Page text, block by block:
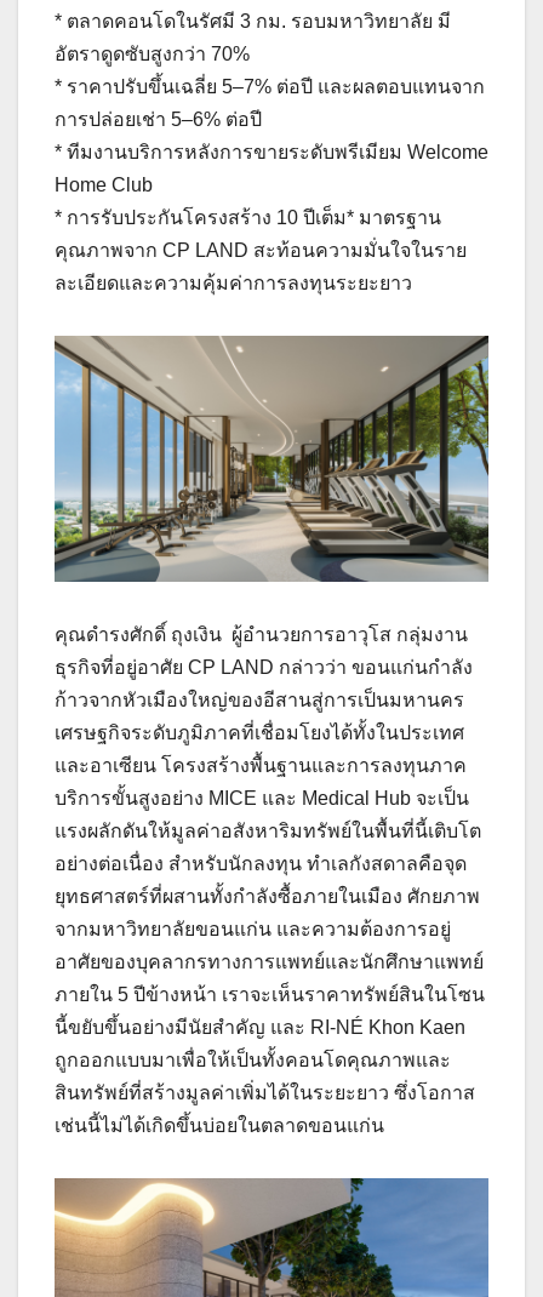
* ตลาดคอนโดในรัศมี 3 กม. รอบมหาวิทยาลัย มี
อัตราดูดซับสูงกว่า 70%
* ราคาปรับขึ้นเฉลี่ย 5–7% ต่อปี และผลตอบแทนจาก
การปล่อยเช่า 5–6% ต่อปี
* ทีมงานบริการหลังการขายระดับพรีเมียม Welcome
Home Club
* การรับประกันโครงสร้าง 10 ปีเต็ม* มาตรฐาน
คุณภาพจาก CP LAND สะท้อนความมั่นใจในราย
ละเอียดและความคุ้มค่าการลงทุนระยะยาว
คุณดำรงศักดิ์ ถุงเงิน ผู้อำนวยการอาวุโส กลุ่มงาน
ธุรกิจที่อยู่อาศัย CP LAND กล่าวว่า ขอนแก่นกำลัง
ก้าวจากหัวเมืองใหญ่ของอีสานสู่การเป็นมหานคร
เศรษฐกิจระดับภูมิภาคที่เชื่อมโยงได้ทั้งในประเทศ
และอาเซียน โครงสร้างพื้นฐานและการลงทุนภาค
บริการขั้นสูงอย่าง MICE และ Medical Hub จะเป็น
แรงผลักดันให้มูลค่าอสังหาริมทรัพย์ในพื้นที่นี้เติบโต
อย่างต่อเนื่อง สำหรับนักลงทุน ทำเลกังสดาลคือจุด
ยุทธศาสตร์ที่ผสานทั้งกำลังซื้อภายในเมือง ศักยภาพ
จากมหาวิทยาลัยขอนแก่น และความต้องการอยู่
อาศัยของบุคลากรทางการแพทย์และนักศึกษาแพทย์
ภายใน 5 ปีข้างหน้า เราจะเห็นราคาทรัพย์สินในโซน
นี้ขยับขึ้นอย่างมีนัยสำคัญ และ RI-NÉ Khon Kaen
ถูกออกแบบมาเพื่อให้เป็นทั้งคอนโดคุณภาพและ
สินทรัพย์ที่สร้างมูลค่าเพิ่มได้ในระยะยาว ซึ่งโอกาส
เช่นนี้ไม่ได้เกิดขึ้นบ่อยในตลาดขอนแก่น